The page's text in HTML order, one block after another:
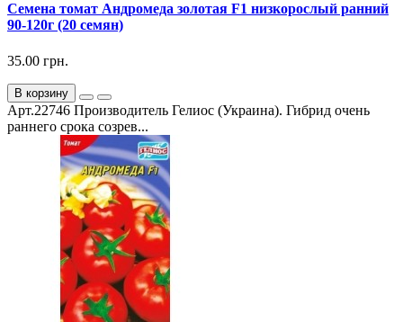
Семена томат Андромеда золотая F1 низкорослый ранний
90-120г (20 семян)
35.00 грн.
В корзину
Арт.22746 Производитель Гелиос (Украина). Гибрид очень
раннего срока созрев...